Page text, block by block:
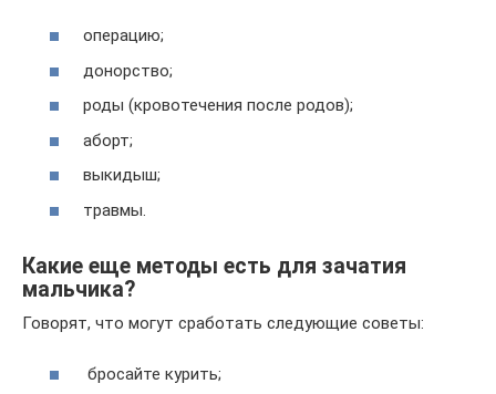
операцию;
донорство;
роды (кровотечения после родов);
аборт;
выкидыш;
травмы.
Какие еще методы есть для зачатия
мальчика?
Говорят, что могут сработать следующие советы:
бросайте курить;